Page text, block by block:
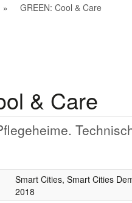
GREEN: Cool & Care
& Care
Smart Cities, Smart Cities
2018